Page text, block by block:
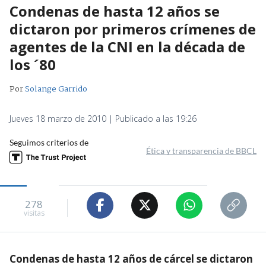
Condenas de hasta 12 años se
dictaron por primeros crímenes de
agentes de la CNI en la década de
los ´80
PorSolange Garrido
Jueves 18 marzo de 2010 | Publicado a las 19:26
Seguimos criterios de
Ética y transparencia de BBCL
278
visitas
Condenas de hasta 12 años de cárcel se dictaron